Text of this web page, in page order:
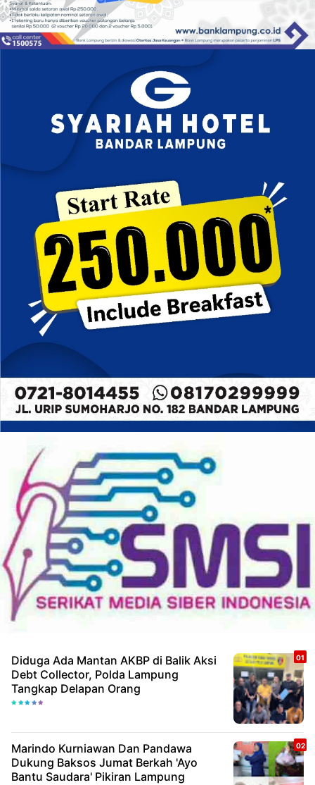
Diduga Ada Mantan AKBP di Balik Aksi
Debt Collector, Polda Lampung
Tangkap Delapan Orang
Marindo Kurniawan Dan Pandawa
Dukung Baksos Jumat Berkah 'Ayo
Bantu Saudara' Pikiran Lampung